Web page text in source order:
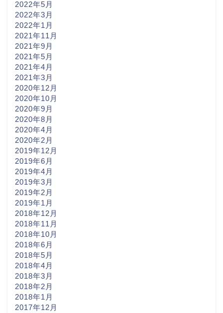
2022年5月
2022年3月
2022年1月
2021年11月
2021年9月
2021年5月
2021年4月
2021年3月
2020年12月
2020年10月
2020年9月
2020年8月
2020年4月
2020年2月
2019年12月
2019年6月
2019年4月
2019年3月
2019年2月
2019年1月
2018年12月
2018年11月
2018年10月
2018年6月
2018年5月
2018年4月
2018年3月
2018年2月
2018年1月
2017年12月